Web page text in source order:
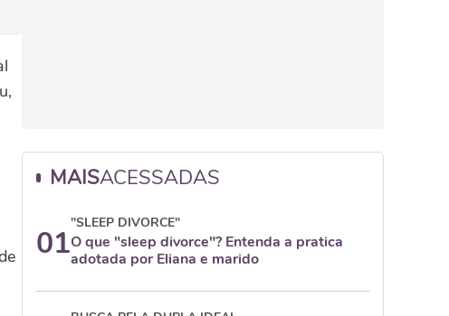
MAISACESSADAS
01
"SLEEP DIVORCE"
O que "sleep divorce"? Entenda a pratica
adotada por Eliana e marido